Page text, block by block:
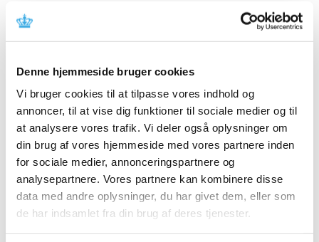
Denne hjemmeside bruger cookies
Vi bruger cookies til at tilpasse vores indhold og
annoncer, til at vise dig funktioner til sociale medier og til
at analysere vores trafik. Vi deler også oplysninger om
din brug af vores hjemmeside med vores partnere inden
for sociale medier, annonceringspartnere og
analysepartnere. Vores partnere kan kombinere disse
data med andre oplysninger, du har givet dem, eller som
de har indsamlet fra din brug af deres tjenester.
Referencer
Fabrikant: Stephanix
Fabrikantens referencenummer: RC18005
Lægemiddelstyrelsens sagsnummer:
2018103399
Emner
Medicinsk udstyr